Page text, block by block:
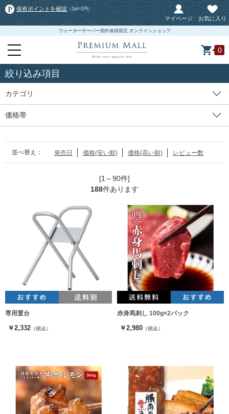
保有ポイントを確認 （1pt=1円）
マイページ お気に入り
ウォーターサーバー契約者様限定 オンラインショップ
0
絞り込み項目
カテゴリ
価格帯
並べ替え： 発売日 価格(安い順) 価格(高い順) レビュー数
[1～90件]
188件あります
専用置台
￥2,332 （税込）
赤身馬刺し 100g×2パック
￥2,980 （税込）